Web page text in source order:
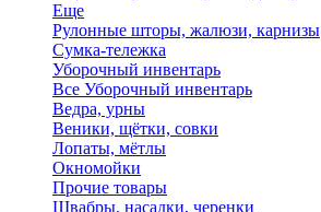
Еще
Рулонные шторы, жалюзи, карнизы
Сумка-тележка
Уборочный инвентарь
Все Уборочный инвентарь
Ведра, урны
Веники, щётки, совки
Лопаты, мётлы
Окномойки
Прочие товары
Швабры, насадки, черенки